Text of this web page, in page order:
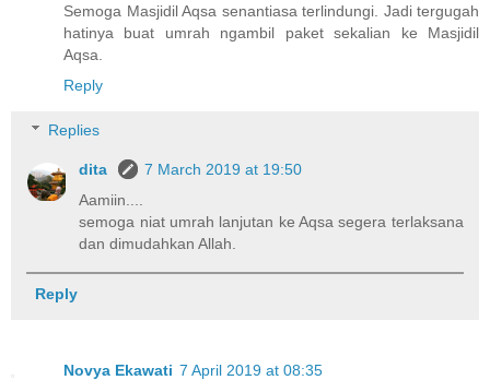
Semoga Masjidil Aqsa senantiasa terlindungi. Jadi tergugah
hatinya buat umrah ngambil paket sekalian ke Masjidil
Aqsa.
Reply
Replies
dita
7 March 2019 at 19:50
Aamiin....
semoga niat umrah lanjutan ke Aqsa segera terlaksana
dan dimudahkan Allah.
Reply
Novya Ekawati 7 April 2019 at 08:35